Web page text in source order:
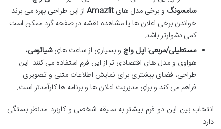
سامسونگ و برخی مدل هایAmazfit از این طراحی بهره می برند.
خواندن برخی اعلان ها یا مشاهده نقشه در صفحه گرد ممکن است
کمی دشوارتر باشد.
مستطیلی/مربعی: اپل واچ و بسیاری از ساعت هایشیائومی،
هواوی و مدل های اقتصادی تر از این فرم استفاده می کنند. این
طراحی، فضای بیشتری برای نمایش اطلاعات متنی و تصویری
فراهم می کند و برای مدیریت اعلان ها و برنامه ها کارآمدتر است.
انتخاب بین این دو فرم بیشتر به سلیقه شخصی و کاربرد مدنظر بستگی
دارد.